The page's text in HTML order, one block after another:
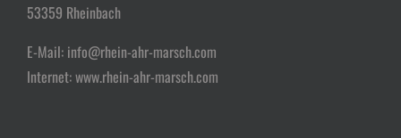
53359 Rheinbach
E-Mail: info@rhein-ahr-marsch.com
Internet: www.rhein-ahr-marsch.com